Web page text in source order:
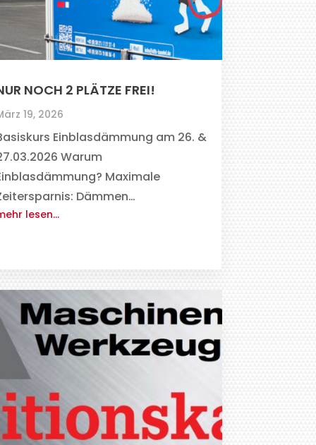
NOCH 2 PLÄTZE FREI!
19, 2026
Einblasdämmung am 26. &
Warum
Maximale
Dämmen…
lesen…